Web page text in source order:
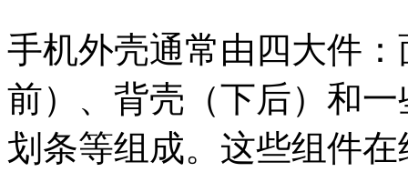
手机外壳通常由四大件
前）、背壳（下后）和
划条等组成。这些组件